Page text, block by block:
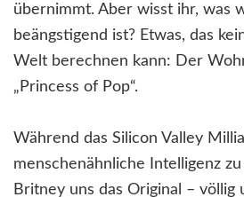
übernimmt. Aber wisst ihr, was
beängstigend ist? Etwas, das
Welt berechnen kann: Der
„Princess of Pop“.
Während das Silicon Valley
menschenähnliche Intelligenz
Britney uns das Original – völlig